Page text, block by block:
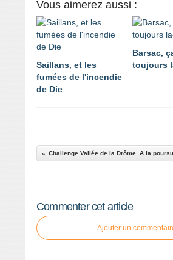
Vous aimerez aussi :
Saillans, et les
fumées de l'incendie
de Die
Barsac,
toujours
Challenge Vallée de la Drôme. A la
Commenter cet article
Ajouter un